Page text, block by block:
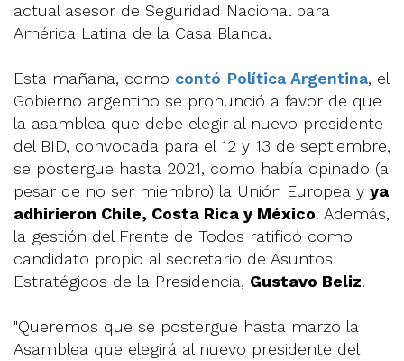
actual asesor de Seguridad Nacional para
América Latina de la Casa Blanca.
Esta mañana, como contó Política Argentina, el
Gobierno argentino se pronunció a favor de que
la asamblea que debe elegir al nuevo presidente
del BID, convocada para el 12 y 13 de septiembre,
se postergue hasta 2021, como había opinado (a
pesar de no ser miembro) la Unión Europea y ya
adhirieron Chile, Costa Rica y México. Además,
la gestión del Frente de Todos ratificó como
candidato propio al secretario de Asuntos
Estratégicos de la Presidencia, Gustavo Beliz.
"Queremos que se postergue hasta marzo la
Asamblea que elegirá al nuevo presidente del